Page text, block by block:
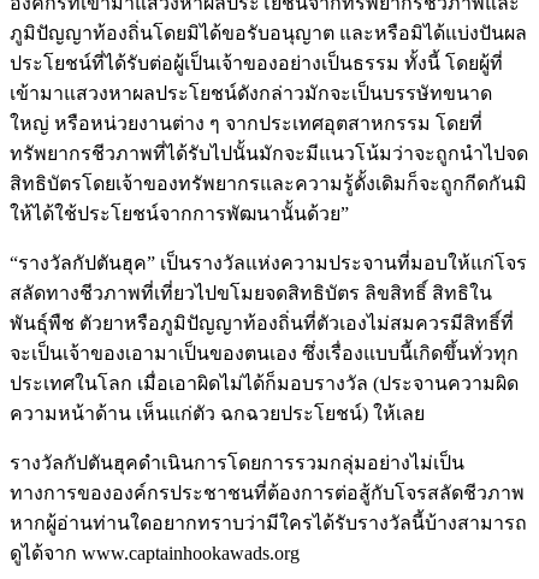
ภูมิปัญญาท้องถิ่นโดยมิได้ขอรับอนุญาต และหรือมิได้แบ่งปันผล
ประโยชน์ที่ได้รับต่อผู้เป็นเจ้าของอย่างเป็นธรรม ทั้งนี้ โดยผู้ที่
เข้ามาแสวงหาผลประโยชน์ดังกล่าวมักจะเป็นบรรษัทขนาด
ใหญ่ หรือหน่วยงานต่าง ๆ จากประเทศอุตสาหกรรม โดยที่
ทรัพยากรชีวภาพที่ได้รับไปนั้นมักจะมีแนวโน้มว่าจะถูกนำไปจด
สิทธิบัตรโดยเจ้าของทรัพยากรและความรู้ดั้งเดิมก็จะถูกกีดกันมิ
ให้ได้ใช้ประโยชน์จากการพัฒนานั้นด้วย”
“รางวัลกัปตันฮุค” เป็นรางวัลแห่งความประจานที่มอบให้แก่โจร
สลัดทางชีวภาพที่เที่ยวไปขโมยจดสิทธิบัตร ลิขสิทธิ์ สิทธิใน
พันธุ์พืช ตัวยาหรือภูมิปัญญาท้องถิ่นที่ตัวเองไม่สมควรมีสิทธิ์ที่
จะเป็นเจ้าของเอามาเป็นของตนเอง ซึ่งเรื่องแบบนี้เกิดขึ้นทั่วทุก
ประเทศในโลก เมื่อเอาผิดไม่ได้ก็มอบรางวัล (ประจานความผิด
ความหน้าด้าน เห็นแก่ตัว ฉกฉวยประโยชน์) ให้เลย
รางวัลกัปตันฮุคดำเนินการโดยการรวมกลุ่มอย่างไม่เป็น
ทางการขององค์กรประชาชนที่ต้องการต่อสู้กับโจรสลัดชีวภาพ
หากผู้อ่านท่านใดอยากทราบว่ามีใครได้รับรางวัลนี้บ้างสามารถ
ดูได้จาก www.captainhookawads.org